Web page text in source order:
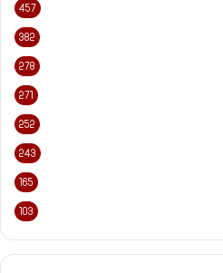
457
382
278
271
252
243
165
103